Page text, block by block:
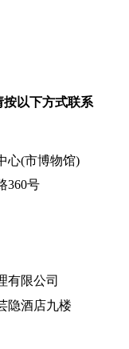
以下方式联系
心(市博物馆)
360号
有限公司
隐酒店九楼